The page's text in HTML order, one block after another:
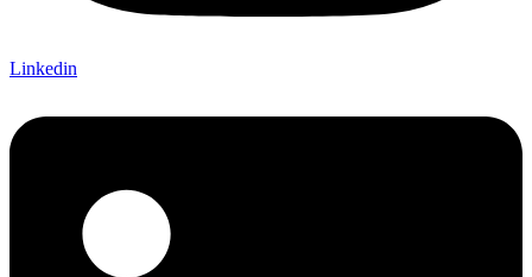
Linkedin